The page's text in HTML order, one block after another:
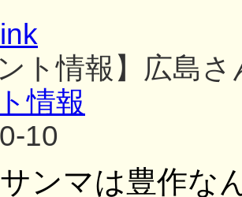
ント情報】広島
情報
10
ンマは豊作な